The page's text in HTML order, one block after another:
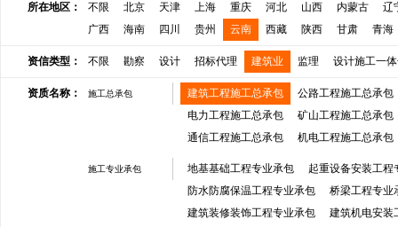
所在地区： 不限 北京 天津 上海 重庆 河北 山西 内蒙古
辽
广西
海南 四川 贵州 云南 西藏 陕西 甘肃 青海
资信类型： 不限 勘察 设计 招标代理 建筑业 监理 设计施工一
资质名称： 施工总承包 建筑工程施工总承包
公路工程施工总承包
电力工程施工总承包
矿山工程施工总承包
通信工程施工总承包
机电工程施工总承包
施工专业承包 地基基础工程专业承包
起重设备安装工程
防水防腐保温工程专业承包
桥梁工程专业
建筑装修装饰工程专业承包
建筑机电安装